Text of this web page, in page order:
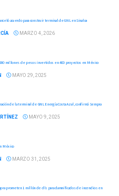
acuerdo para construir terminal de GNL en Sinaloa
MARZO 4, 2026
millones de pesos invertidos en 400 proyectos en México
MAYO 29, 2025
de la terminal de GNL Energía Costa Azul, confirmó Sempra
MAYO 9, 2025
México
MARZO 31, 2025
prometen 1 millón de dls para damnificados de incendios en